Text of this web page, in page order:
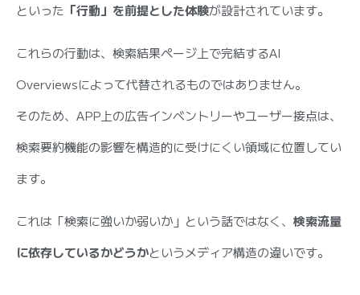
といった 「行動」を前提とした体験が設計されています。
これらの行動は、検索結果ページ上で完結するAI
Overviewsによって代替されるものではありません。
そのため、APP上の広告インベントリーやユーザー接点は、
検索要約機能の影響を構造的に受けにくい領域に位置してい
ます。
これは「検索に強いか弱いか」という話ではなく、 検索流量
に依存しているかどうかというメディア構造の違いです。